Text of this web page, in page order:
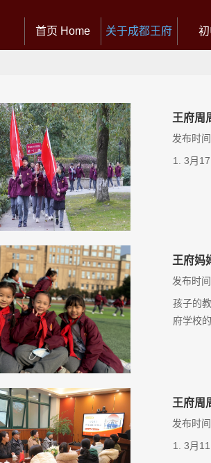
首页 Home 关于成都王府
王府周
发布时
1. 3月
王府妈
发布时
孩子的
府学校
王府周
发布时
1. 3月